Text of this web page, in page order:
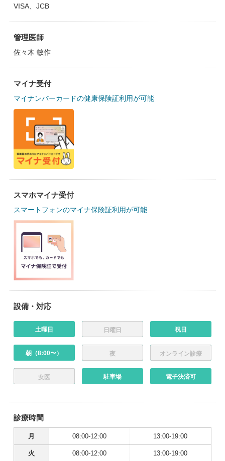
VISA、JCB
管理医師
佐々木 敏作
マイナ受付
マイナンバーカードの健康保険証利用が可能
スマホマイナ受付
スマートフォンのマイナ保険証利用が可能
設備・対応
土曜日 日曜日 祝日
朝（8:00〜） 夜 オンライン診療
女医 駐車場 電子決済可
診療時間
月 08:00-12:00 13:00-19:00
火 08:00-12:00 13:00-19:00